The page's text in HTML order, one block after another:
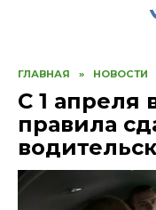
ГЛАВНАЯ » НОВОСТИ
С 1 апреля
правила